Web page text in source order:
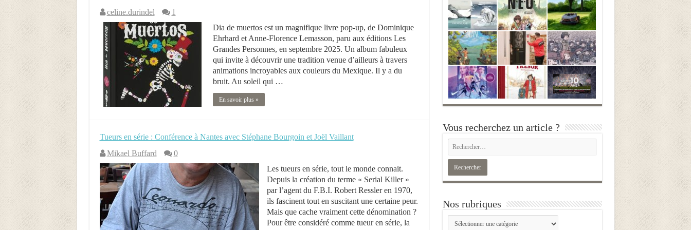
celine.durindel
1
Dia de muertos est un magnifique livre pop-up, de Dominique
Ehrhard et Anne-Florence Lemasson, paru aux éditions Les
Grandes Personnes, en septembre 2025. Un album fabuleux
qui invite à découvrir une tradition venue d’ailleurs à travers
animations incroyables aux couleurs du Mexique. Il y a du
bruit. Au soleil qui …
En savoir plus »
Tueurs en série : Conférence à Nantes avec Stéphane Bourgoin et Joël Vaillant
Mikael Buffard
0
Les tueurs en série, tout le monde connait.
Depuis la création du terme « Serial Killer »
par l’agent du F.B.I. Robert Ressler en 1970,
ils fascinent tout en suscitant une certaine peur.
Mais que cache vraiment cette dénomination ?
Pour être considéré comme tueur en série, la
Vous recherchez un article ?
Nos rubriques
Nos